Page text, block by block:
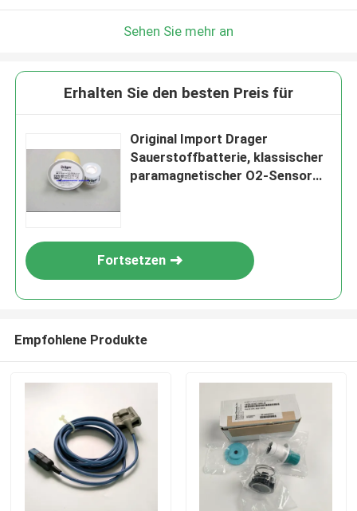
Sehen Sie mehr an
Erhalten Sie den besten Preis für
Original Import Drager
Sauerstoffbatterie, klassischer
paramagnetischer O2-Sensor
Fortsetzen
Empfohlene Produkte